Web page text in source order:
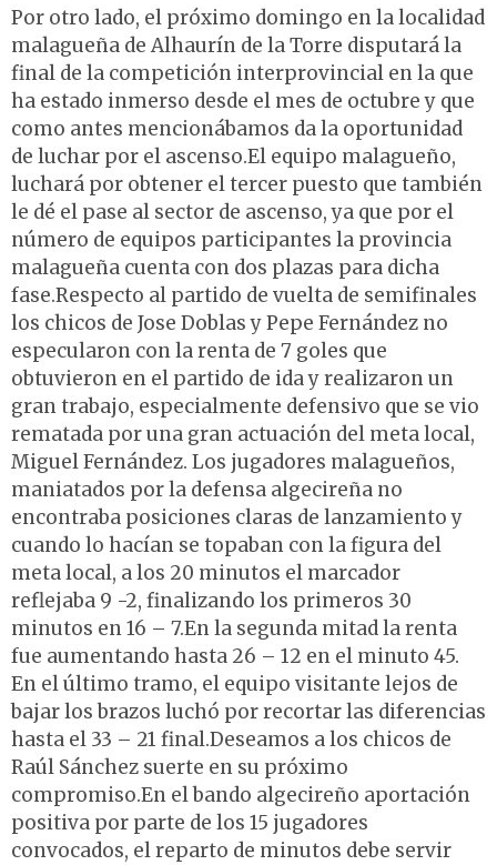
Por otro lado, el próximo domingo en la localidad
malagueña de Alhaurín de la Torre disputará la
final de la competición interprovincial en la que
ha estado inmerso desde el mes de octubre y que
como antes mencionábamos da la oportunidad
de luchar por el ascenso.El equipo malagueño,
luchará por obtener el tercer puesto que también
le dé el pase al sector de ascenso, ya que por el
número de equipos participantes la provincia
malagueña cuenta con dos plazas para dicha
fase.Respecto al partido de vuelta de semifinales
los chicos de Jose Doblas y Pepe Fernández no
especularon con la renta de 7 goles que
obtuvieron en el partido de ida y realizaron un
gran trabajo, especialmente defensivo que se vio
rematada por una gran actuación del meta local,
Miguel Fernández. Los jugadores malagueños,
maniatados por la defensa algecireña no
encontraba posiciones claras de lanzamiento y
cuando lo hacían se topaban con la figura del
meta local, a los 20 minutos el marcador
reflejaba 9 -2, finalizando los primeros 30
minutos en 16 – 7.En la segunda mitad la renta
fue aumentando hasta 26 – 12 en el minuto 45.
En el último tramo, el equipo visitante lejos de
bajar los brazos luchó por recortar las diferencias
hasta el 33 – 21 final.Deseamos a los chicos de
Raúl Sánchez suerte en su próximo
compromiso.En el bando algecireño aportación
positiva por parte de los 15 jugadores
convocados, el reparto de minutos debe servir